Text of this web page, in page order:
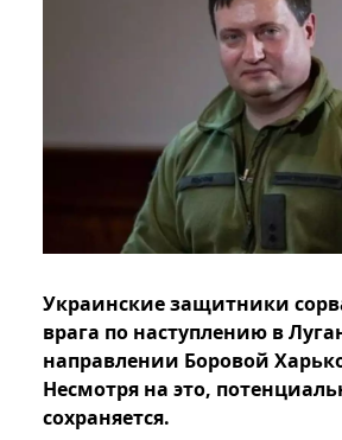
Украинские защитники
врага по наступлению в
направлении Боровой
Несмотря на это,
сохраняется.